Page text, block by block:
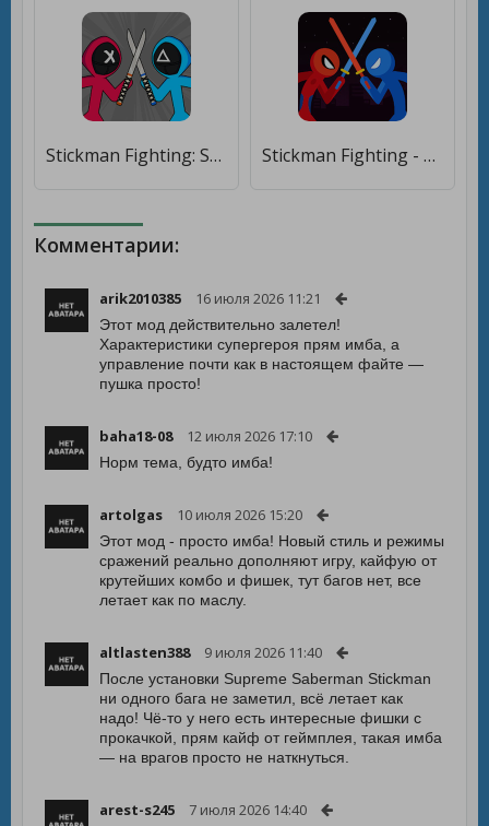
Stickman Fighting: Stick Fight [Бесплатные покупки] Stickman Fighting - Stickman Supreme Warriors [Много монет]
Комментарии:
arik2010385 16 июля 2026 11:21
Этот мод действительно залетел!
Характеристики супергероя прям имба, а
управление почти как в настоящем файте —
пушка просто!
baha18-08 12 июля 2026 17:10
Норм тема, будто имба!
artolgas 10 июля 2026 15:20
Этот мод - просто имба! Новый стиль и режимы
сражений реально дополняют игру, кайфую от
крутейших комбо и фишек, тут багов нет, все
летает как по маслу.
altlasten388 9 июля 2026 11:40
После установки Supreme Saberman Stickman
ни одного бага не заметил, всё летает как
надо! Чё-то у него есть интересные фишки с
прокачкой, прям кайф от геймплея, такая имба
— на врагов просто не наткнуться.
arest-s245 7 июля 2026 14:40